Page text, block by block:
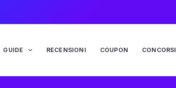
GUIDE RECENSIONI COUPON CONCORSI